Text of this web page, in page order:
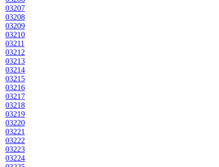
03207
03208
03209
03210
03211
03212
03213
03214
03215
03216
03217
03218
03219
03220
03221
03222
03223
03224